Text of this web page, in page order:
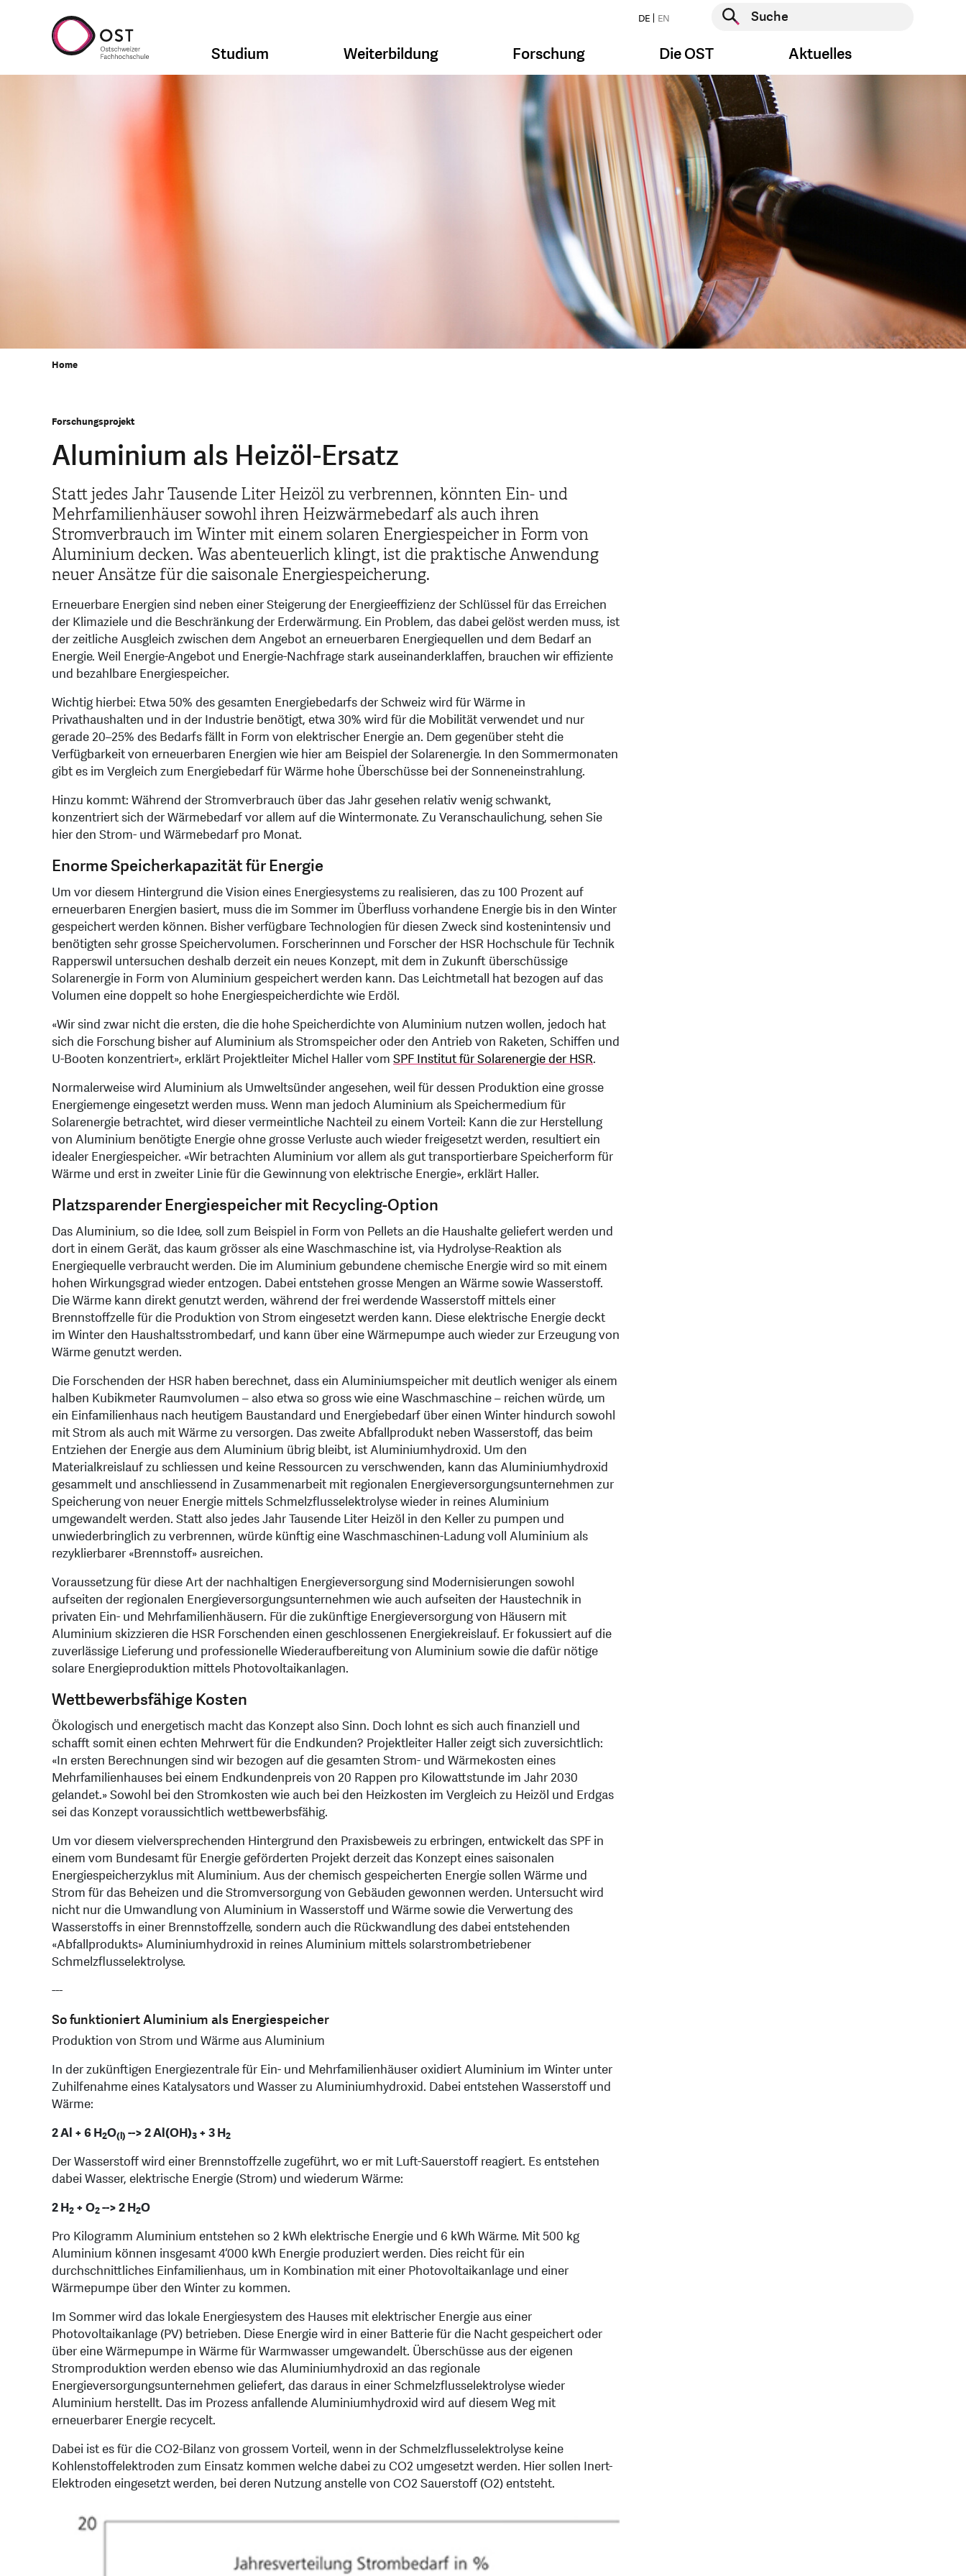
DE EN
Suche starten
Studium Weiterbildung Forschung Die OST Aktuelles
Home
Forschungsprojekt
Aluminium als Heizöl-Ersatz
Statt jedes Jahr Tausende Liter Heizöl zu verbrennen, könnten Ein- und
Mehrfamilienhäuser sowohl ihren Heizwärmebedarf als auch ihren
Stromverbrauch im Winter mit einem solaren Energiespeicher in Form von
Aluminium decken. Was abenteuerlich klingt, ist die praktische Anwendung
neuer Ansätze für die saisonale Energiespeicherung.
Erneuerbare Energien sind neben einer Steigerung der Energieeffizienz der Schlüssel für das Erreichen
der Klimaziele und die Beschränkung der Erderwärmung. Ein Problem, das dabei gelöst werden muss, ist
der zeitliche Ausgleich zwischen dem Angebot an erneuerbaren Energiequellen und dem Bedarf an
Energie. Weil Energie-Angebot und Energie-Nachfrage stark auseinanderklaffen, brauchen wir effiziente
und bezahlbare Energiespeicher.
Wichtig hierbei: Etwa 50% des gesamten Energiebedarfs der Schweiz wird für Wärme in
Privathaushalten und in der Industrie benötigt, etwa 30% wird für die Mobilität verwendet und nur
gerade 20–25% des Bedarfs fällt in Form von elektrischer Energie an. Dem gegenüber steht die
Verfügbarkeit von erneuerbaren Energien wie hier am Beispiel der Solarenergie. In den Sommermonaten
gibt es im Vergleich zum Energiebedarf für Wärme hohe Überschüsse bei der Sonneneinstrahlung.
Hinzu kommt: Während der Stromverbrauch über das Jahr gesehen relativ wenig schwankt,
konzentriert sich der Wärmebedarf vor allem auf die Wintermonate. Zu Veranschaulichung, sehen Sie
hier den Strom- und Wärmebedarf pro Monat.
Enorme Speicherkapazität für Energie
Um vor diesem Hintergrund die Vision eines Energiesystems zu realisieren, das zu 100 Prozent auf
erneuerbaren Energien basiert, muss die im Sommer im Überfluss vorhandene Energie bis in den Winter
gespeichert werden können. Bisher verfügbare Technologien für diesen Zweck sind kostenintensiv und
benötigten sehr grosse Speichervolumen. Forscherinnen und Forscher der HSR Hochschule für Technik
Rapperswil untersuchen deshalb derzeit ein neues Konzept, mit dem in Zukunft überschüssige
Solarenergie in Form von Aluminium gespeichert werden kann. Das Leichtmetall hat bezogen auf das
Volumen eine doppelt so hohe Energiespeicherdichte wie Erdöl.
«Wir sind zwar nicht die ersten, die die hohe Speicherdichte von Aluminium nutzen wollen, jedoch hat
sich die Forschung bisher auf Aluminium als Stromspeicher oder den Antrieb von Raketen, Schiffen und
U-Booten konzentriert», erklärt Projektleiter Michel Haller vom SPF Institut für Solarenergie der HSR.
Normalerweise wird Aluminium als Umweltsünder angesehen, weil für dessen Produktion eine grosse
Energiemenge eingesetzt werden muss. Wenn man jedoch Aluminium als Speichermedium für
Solarenergie betrachtet, wird dieser vermeintliche Nachteil zu einem Vorteil: Kann die zur Herstellung
von Aluminium benötigte Energie ohne grosse Verluste auch wieder freigesetzt werden, resultiert ein
idealer Energiespeicher. «Wir betrachten Aluminium vor allem als gut transportierbare Speicherform für
Wärme und erst in zweiter Linie für die Gewinnung von elektrische Energie», erklärt Haller.
Platzsparender Energiespeicher mit Recycling-Option
Das Aluminium, so die Idee, soll zum Beispiel in Form von Pellets an die Haushalte geliefert werden und
dort in einem Gerät, das kaum grösser als eine Waschmaschine ist, via Hydrolyse-Reaktion als
Energiequelle verbraucht werden. Die im Aluminium gebundene chemische Energie wird so mit einem
hohen Wirkungsgrad wieder entzogen. Dabei entstehen grosse Mengen an Wärme sowie Wasserstoff.
Die Wärme kann direkt genutzt werden, während der frei werdende Wasserstoff mittels einer
Brennstoffzelle für die Produktion von Strom eingesetzt werden kann. Diese elektrische Energie deckt
im Winter den Haushaltsstrombedarf, und kann über eine Wärmepumpe auch wieder zur Erzeugung von
Wärme genutzt werden.
Die Forschenden der HSR haben berechnet, dass ein Aluminiumspeicher mit deutlich weniger als einem
halben Kubikmeter Raumvolumen – also etwa so gross wie eine Waschmaschine – reichen würde, um
ein Einfamilienhaus nach heutigem Baustandard und Energiebedarf über einen Winter hindurch sowohl
mit Strom als auch mit Wärme zu versorgen. Das zweite Abfallprodukt neben Wasserstoff, das beim
Entziehen der Energie aus dem Aluminium übrig bleibt, ist Aluminiumhydroxid. Um den
Materialkreislauf zu schliessen und keine Ressourcen zu verschwenden, kann das Aluminiumhydroxid
gesammelt und anschliessend in Zusammenarbeit mit regionalen Energieversorgungsunternehmen zur
Speicherung von neuer Energie mittels Schmelzflusselektrolyse wieder in reines Aluminium
umgewandelt werden. Statt also jedes Jahr Tausende Liter Heizöl in den Keller zu pumpen und
unwiederbringlich zu verbrennen, würde künftig eine Waschmaschinen-Ladung voll Aluminium als
rezyklierbarer «Brennstoff» ausreichen.
Voraussetzung für diese Art der nachhaltigen Energieversorgung sind Modernisierungen sowohl
aufseiten der regionalen Energieversorgungsunternehmen wie auch aufseiten der Haustechnik in
privaten Ein- und Mehrfamilienhäusern. Für die zukünftige Energieversorgung von Häusern mit
Aluminium skizzieren die HSR Forschenden einen geschlossenen Energiekreislauf. Er fokussiert auf die
zuverlässige Lieferung und professionelle Wiederaufbereitung von Aluminium sowie die dafür nötige
solare Energieproduktion mittels Photovoltaikanlagen.
Wettbewerbsfähige Kosten
Ökologisch und energetisch macht das Konzept also Sinn. Doch lohnt es sich auch finanziell und
schafft somit einen echten Mehrwert für die Endkunden? Projektleiter Haller zeigt sich zuversichtlich:
«In ersten Berechnungen sind wir bezogen auf die gesamten Strom- und Wärmekosten eines
Mehrfamilienhauses bei einem Endkundenpreis von 20 Rappen pro Kilowattstunde im Jahr 2030
gelandet.» Sowohl bei den Stromkosten wie auch bei den Heizkosten im Vergleich zu Heizöl und Erdgas
sei das Konzept voraussichtlich wettbewerbsfähig.
Um vor diesem vielversprechenden Hintergrund den Praxisbeweis zu erbringen, entwickelt das SPF in
einem vom Bundesamt für Energie geförderten Projekt derzeit das Konzept eines saisonalen
Energiespeicherzyklus mit Aluminium. Aus der chemisch gespeicherten Energie sollen Wärme und
Strom für das Beheizen und die Stromversorgung von Gebäuden gewonnen werden. Untersucht wird
nicht nur die Umwandlung von Aluminium in Wasserstoff und Wärme sowie die Verwertung des
Wasserstoffs in einer Brennstoffzelle, sondern auch die Rückwandlung des dabei entstehenden
«Abfallprodukts» Aluminiumhydroxid in reines Aluminium mittels solarstrombetriebener
Schmelzflusselektrolyse.
---
So funktioniert Aluminium als Energiespeicher
Produktion von Strom und Wärme aus Aluminium
In der zukünftigen Energiezentrale für Ein- und Mehrfamilienhäuser oxidiert Aluminium im Winter unter
Zuhilfenahme eines Katalysators und Wasser zu Aluminiumhydroxid. Dabei entstehen Wasserstoff und
Wärme:
2 Al + 6 H2O(l) --> 2 Al(OH)3 + 3 H2
Der Wasserstoff wird einer Brennstoffzelle zugeführt, wo er mit Luft-Sauerstoff reagiert. Es entstehen
dabei Wasser, elektrische Energie (Strom) und wiederum Wärme:
2 H2 + O2--> 2 H2O
Pro Kilogramm Aluminium entstehen so 2 kWh elektrische Energie und 6 kWh Wärme. Mit 500 kg
Aluminium können insgesamt 4‘000 kWh Energie produziert werden. Dies reicht für ein
durchschnittliches Einfamilienhaus, um in Kombination mit einer Photovoltaikanlage und einer
Wärmepumpe über den Winter zu kommen.
Im Sommer wird das lokale Energiesystem des Hauses mit elektrischer Energie aus einer
Photovoltaikanlage (PV) betrieben. Diese Energie wird in einer Batterie für die Nacht gespeichert oder
über eine Wärmepumpe in Wärme für Warmwasser umgewandelt. Überschüsse aus der eigenen
Stromproduktion werden ebenso wie das Aluminiumhydroxid an das regionale
Energieversorgungsunternehmen geliefert, das daraus in einer Schmelzflusselektrolyse wieder
Aluminium herstellt. Das im Prozess anfallende Aluminiumhydroxid wird auf diesem Weg mit
erneuerbarer Energie recycelt.
Dabei ist es für die CO2-Bilanz von grossem Vorteil, wenn in der Schmelzflusselektrolyse keine
Kohlenstoffelektroden zum Einsatz kommen welche dabei zu CO2 umgesetzt werden. Hier sollen Inert-
Elektroden eingesetzt werden, bei deren Nutzung anstelle von CO2 Sauerstoff (O2) entsteht.